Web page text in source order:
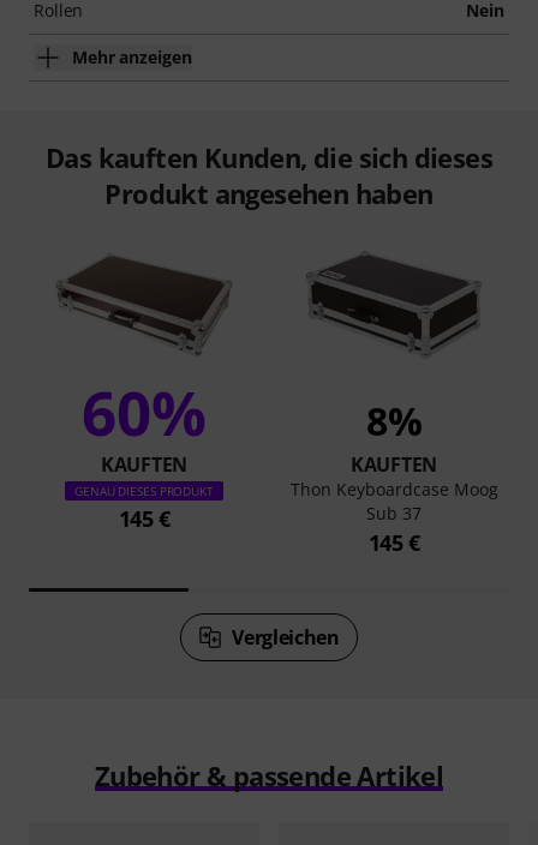
Rollen Nein
Mehr anzeigen
Das kauften Kunden, die sich dieses
Produkt angesehen haben
60%
KAUFTEN
GENAU DIESES PRODUKT
145 €
8%
KAUFTEN
Thon Keyboardcase Moog
Sub 37
145 €
Vergleichen
Zubehör & passende Artikel